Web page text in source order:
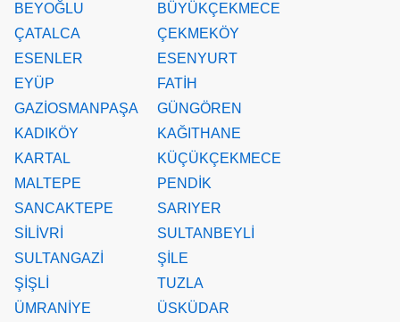
BEYOĞLU
BÜYÜKÇEKMECE
ÇATALCA
ÇEKMEKÖY
ESENLER
ESENYURT
EYÜP
FATİH
GAZİOSMANPAŞA
GÜNGÖREN
KADIKÖY
KAĞITHANE
KARTAL
KÜÇÜKÇEKMECE
MALTEPE
PENDİK
SANCAKTEPE
SARIYER
SİLİVRİ
SULTANBEYLİ
SULTANGAZİ
ŞİLE
ŞİŞLİ
TUZLA
ÜMRANİYE
ÜSKÜDAR